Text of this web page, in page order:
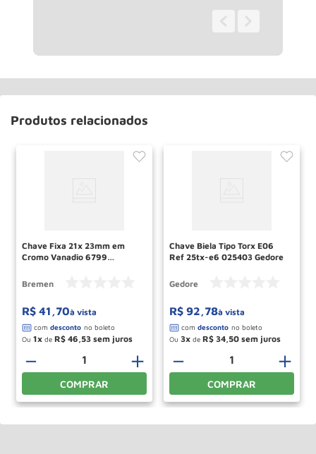
Produtos relacionados
Chave Fixa 21x 23mm em
Cromo Vanadio 6799
Bremen
R$ 41 ,70à vista
Ou 1 de R$ 46 53
＋
－
COMPRAR
Chave Biela Tipo Torx E06
Ref 25tx-e6 025403 Gedore
Gedore
R$ 92,78à vista
Ou 3 de R$ 34 50
＋
－
COMPRAR